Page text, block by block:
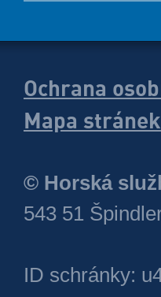
Ochrana
Mapa stránek
© Horská
543 51
ID schránky: